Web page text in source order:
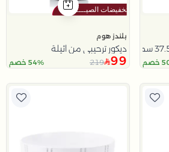
بلندز هوم
ديكور ترحيبي من اثيلة
99
219 54% خصم